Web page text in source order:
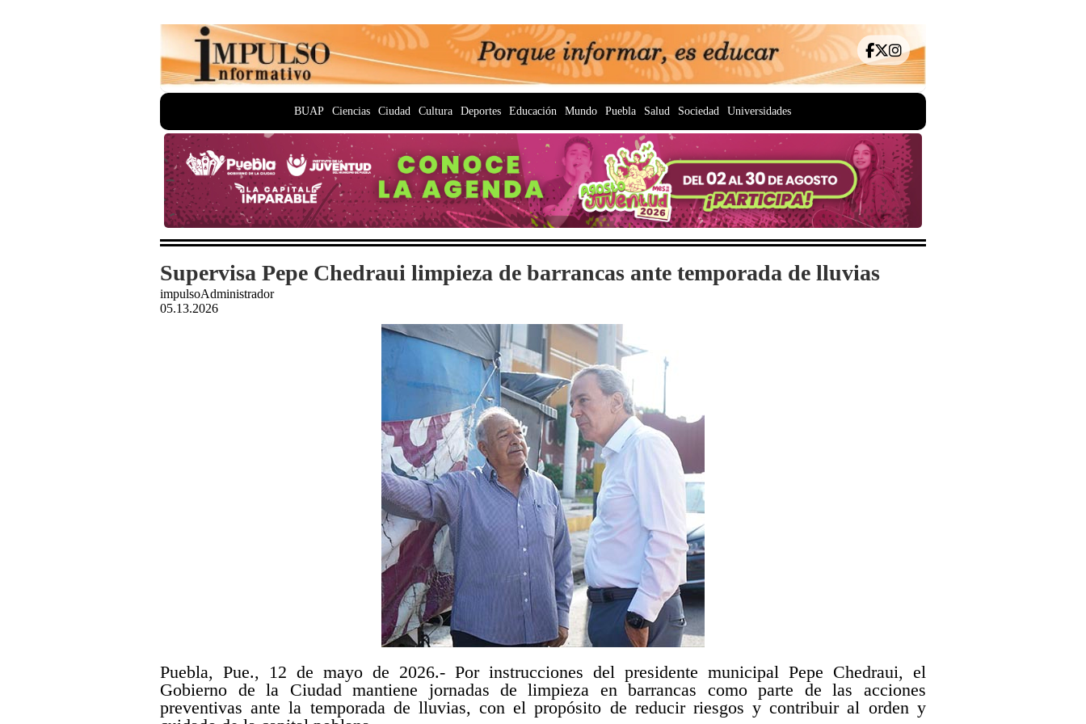
BUAP Ciencias Ciudad Cultura Deportes Educación Mundo Puebla Salud Sociedad Universidades
Supervisa Pepe Chedraui limpieza de barrancas ante temporada de lluvias
impulsoAdministrador
05.13.2026
Puebla, Pue., 12 de mayo de 2026.- Por instrucciones del presidente municipal Pepe Chedraui, el
Gobierno de la Ciudad mantiene jornadas de limpieza en barrancas como parte de las acciones
preventivas ante la temporada de lluvias, con el propósito de reducir riesgos y contribuir al orden y